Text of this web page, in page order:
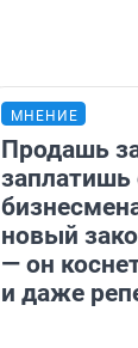
МНЕНИЕ
Продашь
заплатишь
новый
— он
и даже